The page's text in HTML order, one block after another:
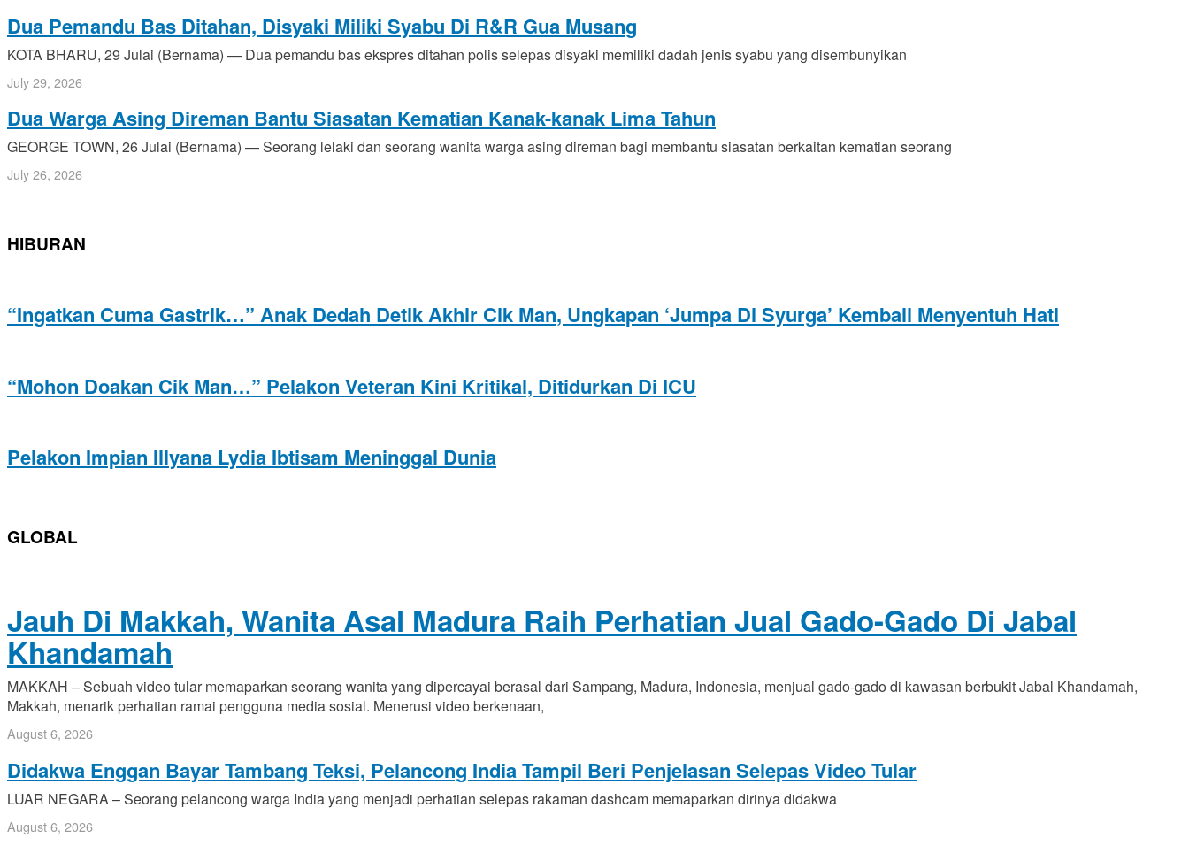
Dua Pemandu Bas Ditahan, Disyaki Miliki Syabu Di R&R Gua Musang
KOTA BHARU, 29 Julai (Bernama) — Dua pemandu bas ekspres ditahan polis selepas disyaki memiliki dadah jenis syabu yang disembunyikan
July 29, 2026
Dua Warga Asing Direman Bantu Siasatan Kematian Kanak-kanak Lima Tahun
GEORGE TOWN, 26 Julai (Bernama) — Seorang lelaki dan seorang wanita warga asing direman bagi membantu siasatan berkaitan kematian seorang
July 26, 2026
HIBURAN
“Ingatkan Cuma Gastrik…” Anak Dedah Detik Akhir Cik Man, Ungkapan ‘Jumpa Di Syurga’ Kembali Menyentuh Hati
“Mohon Doakan Cik Man…” Pelakon Veteran Kini Kritikal, Ditidurkan Di ICU
Pelakon Impian Illyana Lydia Ibtisam Meninggal Dunia
GLOBAL
Jauh Di Makkah, Wanita Asal Madura Raih Perhatian Jual Gado-Gado Di Jabal
Khandamah
MAKKAH – Sebuah video tular memaparkan seorang wanita yang dipercayai berasal dari Sampang, Madura, Indonesia, menjual gado-gado di kawasan berbukit Jabal Khandamah,
Makkah, menarik perhatian ramai pengguna media sosial. Menerusi video berkenaan,
August 6, 2026
Didakwa Enggan Bayar Tambang Teksi, Pelancong India Tampil Beri Penjelasan Selepas Video Tular
LUAR NEGARA – Seorang pelancong warga India yang menjadi perhatian selepas rakaman dashcam memaparkan dirinya didakwa
August 6, 2026